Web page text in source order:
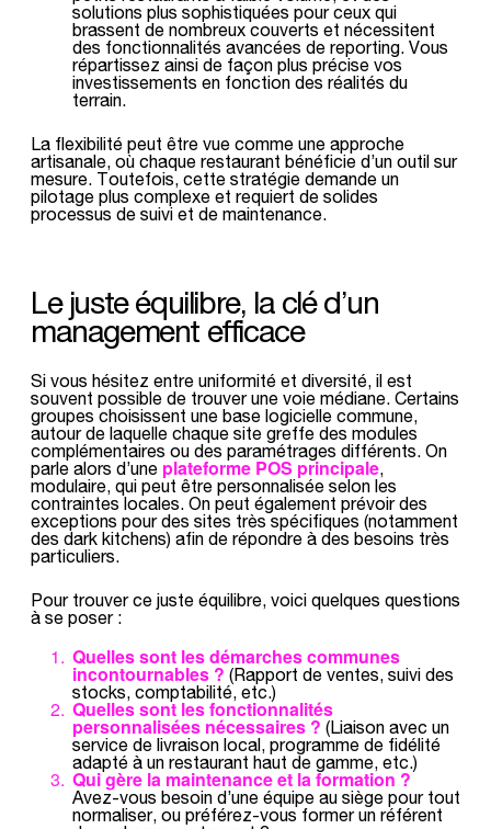
solutions plus sophistiquées pour ceux qui
brassent de nombreux couverts et nécessitent
des fonctionnalités avancées de reporting. Vous
répartissez ainsi de façon plus précise vos
investissements en fonction des réalités du
terrain.
La flexibilité peut être vue comme une approche
artisanale, où chaque restaurant bénéficie d’un outil sur
mesure. Toutefois, cette stratégie demande un
pilotage plus complexe et requiert de solides
processus de suivi et de maintenance.
Le juste équilibre, la clé d’un
management efficace
Si vous hésitez entre uniformité et diversité, il est
souvent possible de trouver une voie médiane. Certains
groupes choisissent une base logicielle commune,
autour de laquelle chaque site greffe des modules
complémentaires ou des paramétrages différents. On
parle alors d’une plateforme POS principale,
modulaire, qui peut être personnalisée selon les
contraintes locales. On peut également prévoir des
exceptions pour des sites très spécifiques (notamment
des dark kitchens) afin de répondre à des besoins très
particuliers.
Pour trouver ce juste équilibre, voici quelques questions
à se poser :
Quelles sont les démarches communes
incontournables ? (Rapport de ventes, suivi des
stocks, comptabilité, etc.)
Quelles sont les fonctionnalités
personnalisées nécessaires ? (Liaison avec un
service de livraison local, programme de fidélité
adapté à un restaurant haut de gamme, etc.)
Qui gère la maintenance et la formation ?
Avez-vous besoin d’une équipe au siège pour tout
normaliser, ou préférez-vous former un référent